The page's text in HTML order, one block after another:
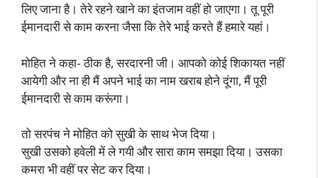
लिए जाना है। तेरे रहने खाने का इंतजाम वहीं हो जाएगा। तू पूरी
ईमानदारी से काम करना जैसा कि तेरे भाई करते हैं हमारे यहां।
मोहित ने कहा- ठीक है, सरदारनी जी। आपको कोई शिकायत नहीं
आयेगी और ना ही मैं अपने भाई का नाम खराब होने दूंगा, मैं पूरी
ईमानदारी से काम करूंगा।
तो सरपंच ने मोहित को सुखी के साथ भेज दिया।
सुखी उसको हवेली में ले गयी और सारा काम समझा दिया। उसका
कमरा भी वहीं पर सेट कर दिया।